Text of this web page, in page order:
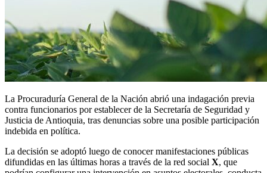
La Procuraduría General de la Nación abrió una indagación previa
contra funcionarios por establecer de la Secretaría de Seguridad y
Justicia de Antioquia, tras denuncias sobre una posible participación
indebida en política.
La decisión se adoptó luego de conocer manifestaciones públicas
difundidas en las últimas horas a través de la red social X, que